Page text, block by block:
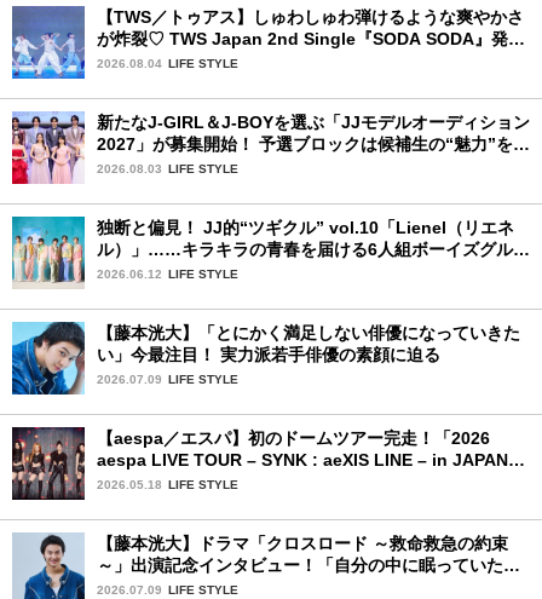
【TWS／トゥアス】しゅわしゅわ弾けるような爽やかさ
が炸裂♡ TWS Japan 2nd Single『SODA SODA』発売
記念SPECIAL SHOWCASEを詳細レポ
2026.08.04 LIFE STYLE
新たなJ-GIRL＆J-BOYを選ぶ「JJモデルオーディション
2027」が募集開始！ 予選ブロックは候補生の“魅力”を重
視した「新システム」に変わります
2026.08.03 LIFE STYLE
独断と偏見！ JJ的“ツギクル” vol.10「Lienel（リエネ
ル）」……キラキラの青春を届ける6人組ボーイズグルー
プ
2026.06.12 LIFE STYLE
【藤本洸大】「とにかく満足しない俳優になっていきた
い」今最注目！ 実力派若手俳優の素顔に迫る
2026.07.09 LIFE STYLE
【aespa／エスパ】初のドームツアー完走！「2026
aespa LIVE TOUR – SYNK : aeXIS LINE – in JAPAN
[SPECIAL EDITION DOME TOUR] 」東京ドーム公演2
2026.05.18 LIFE STYLE
【藤本洸大】ドラマ「クロスロード ～救命救急の約束
～」出演記念インタビュー！「自分の中に眠っていた熱
を思い出させてもらった作品です」
2026.07.09 LIFE STYLE